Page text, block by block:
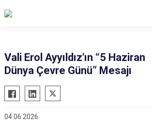
Vali Erol Ayyıldız'ın “5 Haziran
Dünya Çevre Günü” Mesajı
04.06.2026